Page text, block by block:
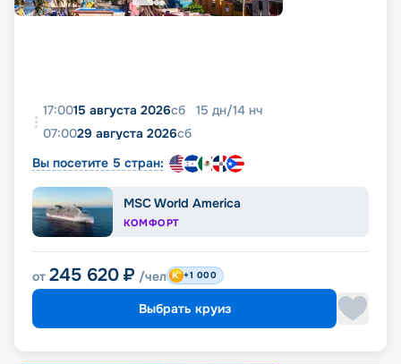
17:0015 августа 2026сб 15 дн/14 нч
07:0029 августа 2026сб
Вы посетите 5 стран:
MSC World America
КОМФОРТ
от 245 620 ₽ /чел +1 000
Выбрать круиз